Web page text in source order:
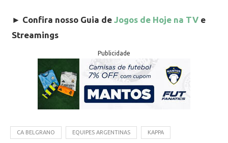
► Confira nosso Guia de Jogos de Hoje na TV e
Streamings
Publicidade
CA BELGRANO EQUIPES ARGENTINAS KAPPA